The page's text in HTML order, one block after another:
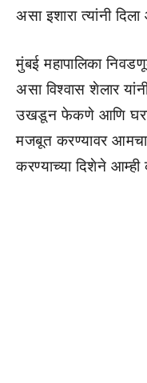
असा इशारा त्यांनी
मुंबई महापालिका
असा विश्वास शेलार
उखडून फेकणे आणि
मजबूत करण्यावर
करण्याच्या दिशेने